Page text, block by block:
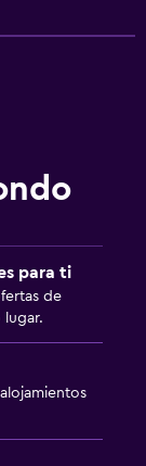
para ti
de
lugar.